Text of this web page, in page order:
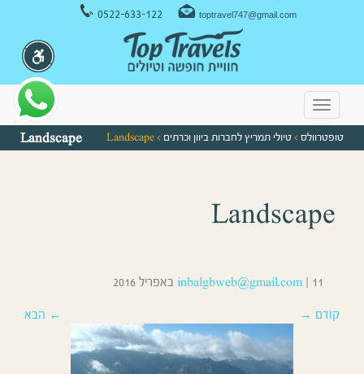
0522-633-122 toptravel747@gmail.com
Toggle
navigation
טופטרוולס > טיולי תמריץ לחברות ביוון וכרתים > Landscape
Landscape
Landscape
inbalgbweb@gmail.com 11 באפריל 2016
קודם → ← הבא
ניווט במקלדת